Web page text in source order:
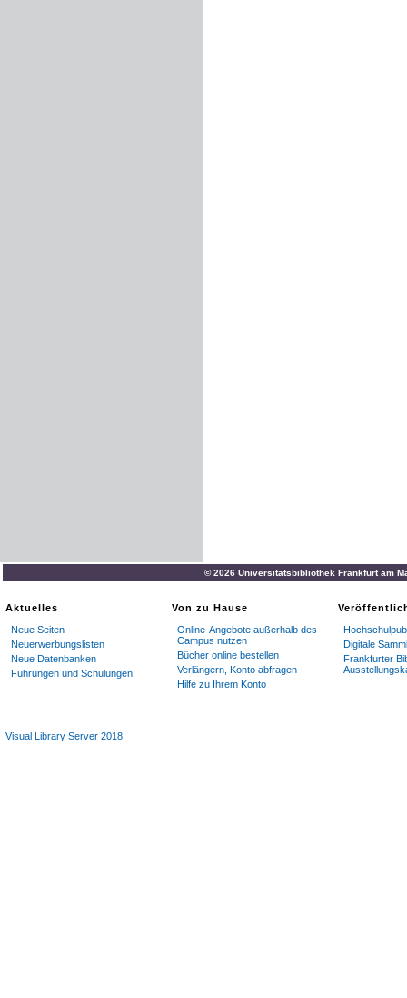
© 2026 Universitätsbibliothek Frankfurt am
Aktuelles
Neue Seiten
Neuerwerbungslisten
Neue Datenbanken
Führungen und Schulungen
Von zu Hause
Online-Angebote außerhalb des
Campus nutzen
Bücher online bestellen
Verlängern, Konto abfragen
Hilfe zu Ihrem Konto
Digitale
Frankfurter
Visual Library Server 2018